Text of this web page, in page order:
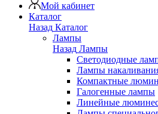
Мой кабинет
Каталог
Назад Каталог
Лампы
Назад Лампы
Светодиодные
Лампы
Компактные
Галогенные лампы
Линейные